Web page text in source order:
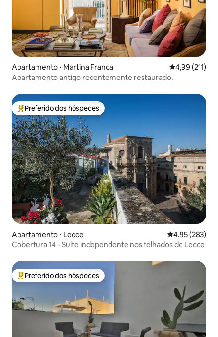
Apartamento ⋅ Martina Franca 4,99 de uma
4,99 (211)
Apartamento antigo recentemente restaurado.
Entre os melhores preferidos dos hóspedes
Preferido dos hóspedes
Apartamento ⋅ Lecce 4,95 de uma
4,95 (283)
Cobertura 14 - Suíte independente nos telhados de Lecce
Entre os melhores preferidos dos hóspedes
Preferido dos hóspedes